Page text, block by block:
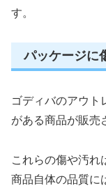
す。
パッケージに
ゴディバのアウト
がある商品が販売
これらの傷や汚れ
商品自体の品質に